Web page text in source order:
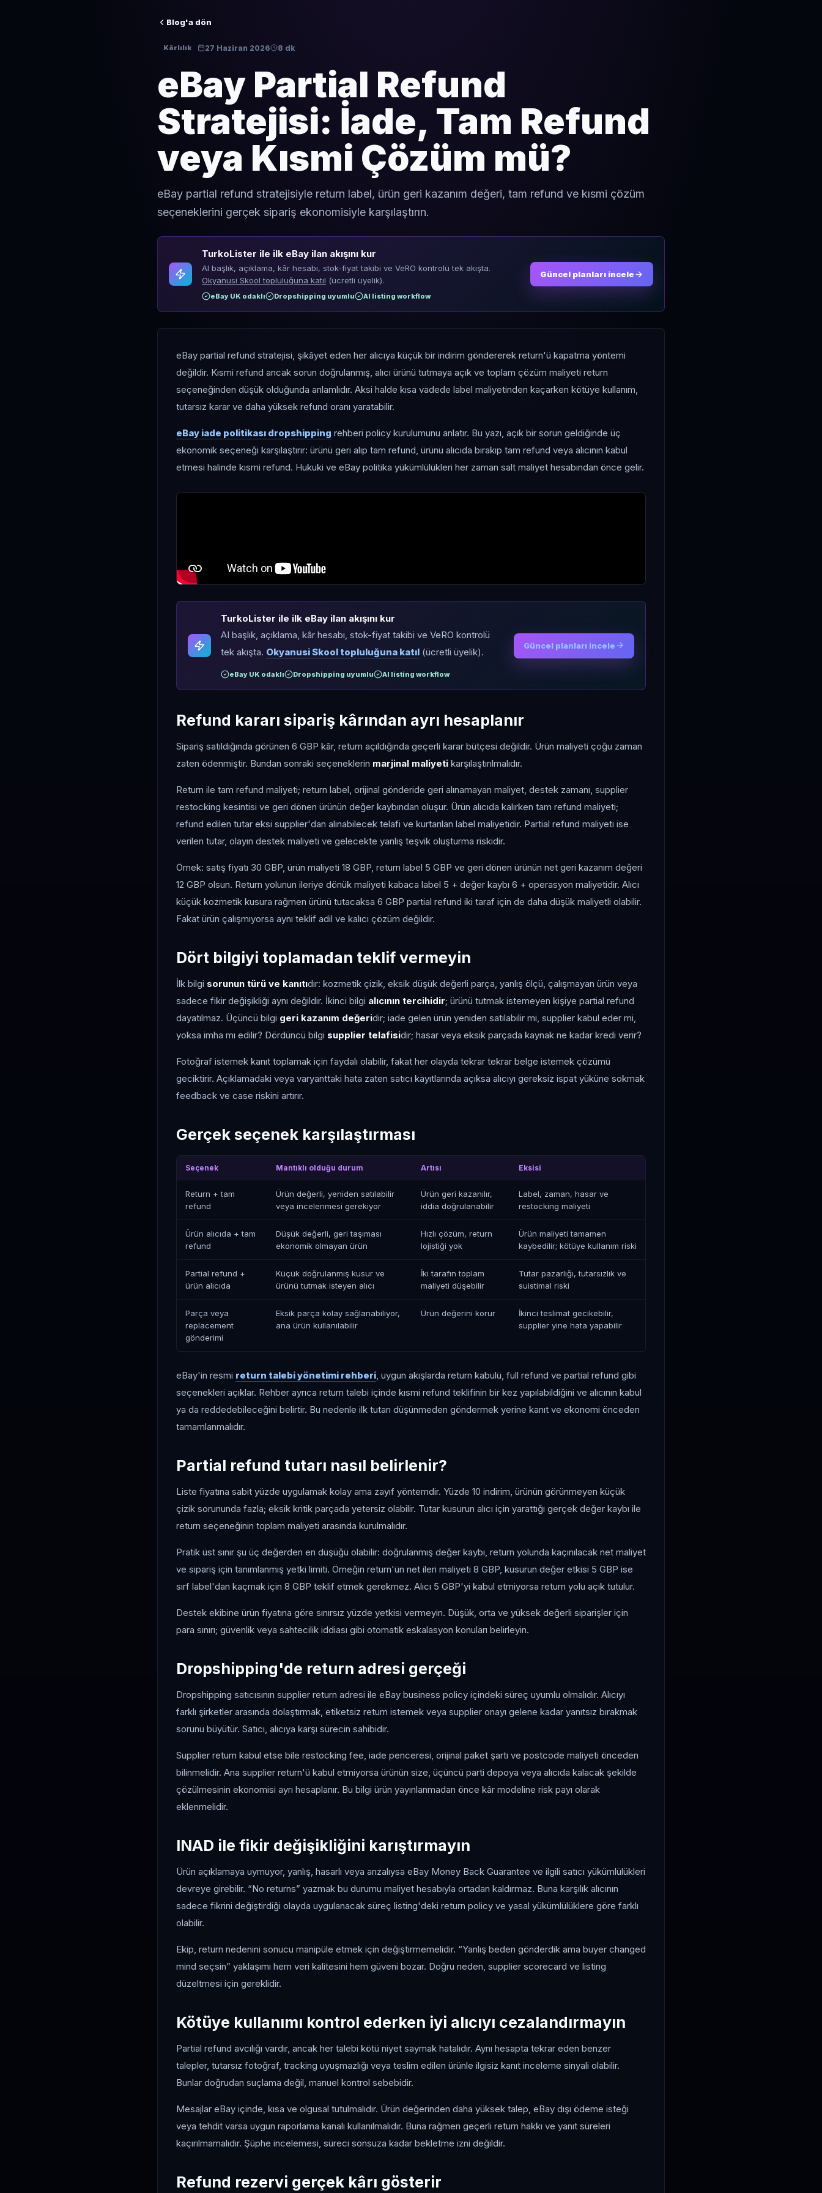
Blog'a dön
Kârlılık 27 Haziran 2026 8 dk
eBay Partial Refund
Stratejisi: İade, Tam Refund
veya Kısmi Çözüm mü?
eBay partial refund stratejisiyle return label, ürün geri kazanım değeri, tam refund ve kısmi çözüm
seçeneklerini gerçek sipariş ekonomisiyle karşılaştırın.
TurkoLister ile ilk eBay ilan akışını kur
AI başlık, açıklama, kâr hesabı, stok-fiyat takibi ve VeRO kontrolü tek akışta.
Okyanusi Skool topluluğuna katıl (ücretli üyelik).
eBay UK odaklı Dropshipping uyumlu AI listing workflow
Güncel planları incele
eBay partial refund stratejisi, şikâyet eden her alıcıya küçük bir indirim göndererek return'ü kapatma yöntemi
değildir. Kısmi refund ancak sorun doğrulanmış, alıcı ürünü tutmaya açık ve toplam çözüm maliyeti return
seçeneğinden düşük olduğunda anlamlıdır. Aksi halde kısa vadede label maliyetinden kaçarken kötüye kullanım,
tutarsız karar ve daha yüksek refund oranı yaratabilir.
eBay iade politikası dropshipping rehberi policy kurulumunu anlatır. Bu yazı, açık bir sorun geldiğinde üç
ekonomik seçeneği karşılaştırır: ürünü geri alıp tam refund, ürünü alıcıda bırakıp tam refund veya alıcının kabul
etmesi halinde kısmi refund. Hukuki ve eBay politika yükümlülükleri her zaman salt maliyet hesabından önce gelir.
TurkoLister ile ilk eBay ilan akışını kur
AI başlık, açıklama, kâr hesabı, stok-fiyat takibi ve VeRO kontrolü
tek akışta. Okyanusi Skool topluluğuna katıl (ücretli üyelik).
eBay UK odaklı Dropshipping uyumlu AI listing workflow
Güncel planları incele
Refund kararı sipariş kârından ayrı hesaplanır
Sipariş satıldığında görünen 6 GBP kâr, return açıldığında geçerli karar bütçesi değildir. Ürün maliyeti çoğu zaman
zaten ödenmiştir. Bundan sonraki seçeneklerin marjinal maliyeti karşılaştırılmalıdır.
Return ile tam refund maliyeti; return label, orijinal gönderide geri alınamayan maliyet, destek zamanı, supplier
restocking kesintisi ve geri dönen ürünün değer kaybından oluşur. Ürün alıcıda kalırken tam refund maliyeti;
refund edilen tutar eksi supplier'dan alınabilecek telafi ve kurtarılan label maliyetidir. Partial refund maliyeti ise
verilen tutar, olayın destek maliyeti ve gelecekte yanlış teşvik oluşturma riskidir.
Örnek: satış fiyatı 30 GBP, ürün maliyeti 18 GBP, return label 5 GBP ve geri dönen ürünün net geri kazanım değeri
12 GBP olsun. Return yolunun ileriye dönük maliyeti kabaca label 5 + değer kaybı 6 + operasyon maliyetidir. Alıcı
küçük kozmetik kusura rağmen ürünü tutacaksa 6 GBP partial refund iki taraf için de daha düşük maliyetli olabilir.
Fakat ürün çalışmıyorsa aynı teklif adil ve kalıcı çözüm değildir.
Dört bilgiyi toplamadan teklif vermeyin
İlk bilgi sorunun türü ve kanıtıdır: kozmetik çizik, eksik düşük değerli parça, yanlış ölçü, çalışmayan ürün veya
sadece fikir değişikliği aynı değildir. İkinci bilgi alıcının tercihidir; ürünü tutmak istemeyen kişiye partial refund
dayatılmaz. Üçüncü bilgi geri kazanım değeridir; iade gelen ürün yeniden satılabilir mi, supplier kabul eder mi,
yoksa imha mı edilir? Dördüncü bilgi supplier telafisidir; hasar veya eksik parçada kaynak ne kadar kredi verir?
Fotoğraf istemek kanıt toplamak için faydalı olabilir, fakat her olayda tekrar tekrar belge istemek çözümü
geciktirir. Açıklamadaki veya varyanttaki hata zaten satıcı kayıtlarında açıksa alıcıyı gereksiz ispat yüküne sokmak
feedback ve case riskini artırır.
Gerçek seçenek karşılaştırması
Seçenek Mantıklı olduğu durum Artısı Eksisi
Return + tam
refund
Ürün değerli, yeniden satılabilir
veya incelenmesi gerekiyor
Ürün geri kazanılır,
iddia doğrulanabilir
Label, zaman, hasar ve
restocking maliyeti
Ürün alıcıda + tam
refund
Düşük değerli, geri taşıması
ekonomik olmayan ürün
Hızlı çözüm, return
lojistiği yok
Ürün maliyeti tamamen
kaybedilir; kötüye kullanım riski
Partial refund +
ürün alıcıda
Küçük doğrulanmış kusur ve
ürünü tutmak isteyen alıcı
İki tarafın toplam
maliyeti düşebilir
Tutar pazarlığı, tutarsızlık ve
suistimal riski
Parça veya
replacement
gönderimi
Eksik parça kolay sağlanabiliyor,
ana ürün kullanılabilir
Ürün değerini korur
İkinci teslimat gecikebilir,
supplier yine hata yapabilir
eBay'in resmi return talebi yönetimi rehberi, uygun akışlarda return kabulü, full refund ve partial refund gibi
seçenekleri açıklar. Rehber ayrıca return talebi içinde kısmi refund teklifinin bir kez yapılabildiğini ve alıcının kabul
ya da reddedebileceğini belirtir. Bu nedenle ilk tutarı düşünmeden göndermek yerine kanıt ve ekonomi önceden
tamamlanmalıdır.
Partial refund tutarı nasıl belirlenir?
Liste fiyatına sabit yüzde uygulamak kolay ama zayıf yöntemdir. Yüzde 10 indirim, ürünün görünmeyen küçük
çizik sorununda fazla; eksik kritik parçada yetersiz olabilir. Tutar kusurun alıcı için yarattığı gerçek değer kaybı ile
return seçeneğinin toplam maliyeti arasında kurulmalıdır.
Pratik üst sınır şu üç değerden en düşüğü olabilir: doğrulanmış değer kaybı, return yolunda kaçınılacak net maliyet
ve sipariş için tanımlanmış yetki limiti. Örneğin return'ün net ileri maliyeti 8 GBP, kusurun değer etkisi 5 GBP ise
sırf label'dan kaçmak için 8 GBP teklif etmek gerekmez. Alıcı 5 GBP'yi kabul etmiyorsa return yolu açık tutulur.
Destek ekibine ürün fiyatına göre sınırsız yüzde yetkisi vermeyin. Düşük, orta ve yüksek değerli siparişler için
para sınırı; güvenlik veya sahtecilik iddiası gibi otomatik eskalasyon konuları belirleyin.
Dropshipping'de return adresi gerçeği
Dropshipping satıcısının supplier return adresi ile eBay business policy içindeki süreç uyumlu olmalıdır. Alıcıyı
farklı şirketler arasında dolaştırmak, etiketsiz return istemek veya supplier onayı gelene kadar yanıtsız bırakmak
sorunu büyütür. Satıcı, alıcıya karşı sürecin sahibidir.
Supplier return kabul etse bile restocking fee, iade penceresi, orijinal paket şartı ve postcode maliyeti önceden
bilinmelidir. Ana supplier return'ü kabul etmiyorsa ürünün size, üçüncü parti depoya veya alıcıda kalacak şekilde
çözülmesinin ekonomisi ayrı hesaplanır. Bu bilgi ürün yayınlanmadan önce kâr modeline risk payı olarak
eklenmelidir.
INAD ile fikir değişikliğini karıştırmayın
Ürün açıklamaya uymuyor, yanlış, hasarlı veya arızalıysa eBay Money Back Guarantee ve ilgili satıcı yükümlülükleri
devreye girebilir. “No returns” yazmak bu durumu maliyet hesabıyla ortadan kaldırmaz. Buna karşılık alıcının
sadece fikrini değiştirdiği olayda uygulanacak süreç listing'deki return policy ve yasal yükümlülüklere göre farklı
olabilir.
Ekip, return nedenini sonucu manipüle etmek için değiştirmemelidir. “Yanlış beden gönderdik ama buyer changed
mind seçsin” yaklaşımı hem veri kalitesini hem güveni bozar. Doğru neden, supplier scorecard ve listing
düzeltmesi için gereklidir.
Kötüye kullanımı kontrol ederken iyi alıcıyı cezalandırmayın
Partial refund avcılığı vardır, ancak her talebi kötü niyet saymak hatalıdır. Aynı hesapta tekrar eden benzer
talepler, tutarsız fotoğraf, tracking uyuşmazlığı veya teslim edilen ürünle ilgisiz kanıt inceleme sinyali olabilir.
Bunlar doğrudan suçlama değil, manuel kontrol sebebidir.
Mesajlar eBay içinde, kısa ve olgusal tutulmalıdır. Ürün değerinden daha yüksek talep, eBay dışı ödeme isteği
veya tehdit varsa uygun raporlama kanalı kullanılmalıdır. Buna rağmen geçerli return hakkı ve yanıt süreleri
kaçırılmamalıdır. Şüphe incelemesi, süreci sonsuza kadar bekletme izni değildir.
Refund rezervi gerçek kârı gösterir